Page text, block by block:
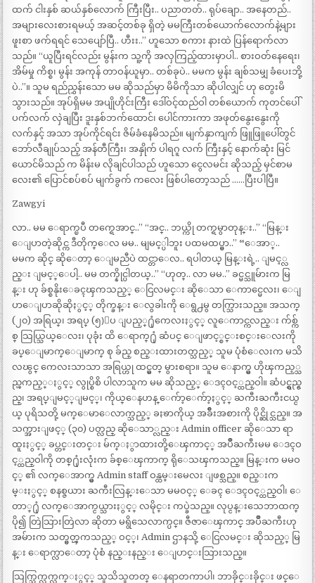
ထက် ငါးနှစ် ဆယ်နှစ်လောက် ကြီးပြီး.. ပညာတတ်.. ရုပ်ချော.. အနေတည်..
အများလေးစားရမယ့် အဆင့်တစ်ခု ရှိတဲ့ မမကြီးတစ်ယောက်လောက်နဲ့များ
ဖူးစာ ဖက်ရရင် သေပျော်ပြီ.. ဟီးး..” ဟူသော စကား နားထဲ ပြန်ရောက်လာ
သည်။ “ယူပြီးရင်လည်း မွန်းက သူ့ကို အလှကြည့်ထားမှာပါ.. စားဝတ်နေရေး၊
အိမ်မှု ကိစ္စ၊ မွန်း အကုန် တာဝန်ယူမှာ.. တစ်ခုပဲ.. မမက မွန်း ချစ်သမျှ ခံပေးဘို့
ပဲ..”။ သူမ ရည်ညွှန်းသော မမ ဆိုသည်မှာ မိမိကိုသာ ဆိုပါလျှင် ဟု တွေးမိ
သွားသည်။ အုပ်ရှိမမ အပျိုဟိုင်းကြီး ဒေါ်ဝင့်ထည်ဝါ တစ်ယောက် ကုတင်ပေါ်
ပက်လက် လှဲချပြီး ဒူးနှစ်ဘက်ထောင်၊ ပေါင်ကားကာ အဖုတ်နွေးနွေးကို
လက်နှင့် အသာ အုပ်ကိုင်ရင်း ဇိမ်ခံနေမိသည်။ မျက်နှာကျက် ဖြူဖြူပေါ်တွင်
ဘော်လီချုပ်သည့် အန်တီကြီး၊ အနှိုက် ပါရဂူ လက် ကြီးနှင့် နောက်ဆုံး မြင်
ယောင်မိသည် က မိန်းမ လိုချင်ပါသည် ဟူသော ငွေလမင်း ဆိုသည့် မှင်စာမ
လေး၏ ပြောင်စပ်စပ် မျက်ခွက် ကလေး ဖြစ်ပါတော့သည် ……ပြီးပါပြီ။
Zawgyi
လာ.. မမ ေရာက္ၿပီ တက္ရေအာင္..” “အင္.. ဘယ္ကို တက္ရမွာတုန္း..” “မြန္း
ေျပာတဲ့ဆိုင္က ဒီတိုက္ေလ မမ.. မျမင့္ပါဘူး ပထမထပ္မွာ..” “ေအာ္..
မမက ဆိုင္ ဆိုေတာ့ ေျမညီပဲ ထင္တာေလ.. ရပါတယ္ မြန္းရဲ့.. ျမင့္လ
ည္း ျမင့္ေပါ့.. မမ တက္နိုင္ပါတယ္..” “ဟုတ္.. လာ မမ..” ခင္မင္သူမ်ားက မြ
န္း ဟု ခ်စ္စနိုးေခၚၾကသည့္ ေငြလမင္း ဆိုေသာ ေကာင္မေလး၊ ေျ
ပာေျပာဆိုဆိုႏွင့္ တိုက္ခန္း ေလွခါးကို ေရွ႕မွ တက္သြားသည္။ အသက္
(၂၀) အရြယ္၊ အရပ္ (၅)ေပ ျပည့္႐ုံကေလးႏွင့္ လူေကာင္ကလည္း က်စ္က်
စ္ သြယ္သြယ္ေလး၊ ပုခုံး ထိ ေရာက္႐ုံ ဆံပင္ ေျဖာင့္စင္းစင္းေလးကို
ခပ္ေျမာက္ေျမာက္ စု ခ်ည္ စည္းထားတတ္သည့္ သူမ ပုံစံေလးက မသိ
လၽွင္ ကေလးသာသာ အရြယ္ဟု ထင္မွတ္ မွားစရာ။ သူမ ေနာက္မွ ဟိုၾကည့္သ
ည္ၾကည့္ႏွင့္ လွုပ္စိစိ ပါလာသူက မမ ဆိုသည့္ ေဒၚဝင့္ထည္ဝါ။ ဆံပင္ရွည္ရွ
ည္၊ အရပ္ျမင့္ျမင့္၊ ကိုယ္ေနဟန္ ေက်ာ့ေက်ာ့ႏွင့္ ႀကီးႀကီးငယ္င
ယ္ ပုရိသတို့ မက္ေမာေလာက္သည့္ ခႏၶာကိုယ္ အခ်ိဳးအစားကို ပိုင္ဆိုင္သည္။ အ
သက္အားျဖင့္ (၃၀) ပတ္လည္ ဆိုေသာ္လည္း Admin officer ဆိုေသာ ရာ
ထူးႏွင့္ ခပ္တင္းတင္း မ်က္ႏွာထားတို့ေၾကာင့္ အပ်ိဳႀကီးမမ ေဒၚဝ
င့္ထည္ဝါကို တစ္႐ုံးလုံးက ခ်စ္ေၾကာက္ ရိုေသၾကသည္။ မြန္းက မမဝ
င့္ ၏ လက္ေအာက္မွ Admin staff ဝန္ထမ္းမေလး ျဖစ္သည္။ စည္းက
မ္းႏွင့္ စနစ္ဇယား ႀကီးလြန္းေသာ မမဝင့္ ေခၚ ေဒၚဝင့္ထည္ဝါ၊ ေ
တာ္႐ုံ လက္ေအာက္ငယ္သားႏွင့္ လမိုင္း ကပ္ခဲသည္။ လုပ္ငန္းသေဘာထက္
ပို၍ တြဲသြားတြဲလာ ဆိုတာ မရွိသေလာက္ပင္။ ဇီဇာေၾကာင္ အပ်ိဳႀကီးဟု
အမ်ားက သတ္မွတ္ၾကသည့္ ဝင့္၊ Admin ဌာနသို့ ေငြလမင္း ဆိုသည့္ မြ
န္း ေရာက္လာေတာ့ ပုံစံ နည္းနည္း ေျပာင္းသြားသည္။
သြက္သြက္လက္လက္ႏွင့္ သူသိသူတတ္ ေနရာတကာပါ၊ ဘာခိုင္းခိုင္း ဖင္ေ